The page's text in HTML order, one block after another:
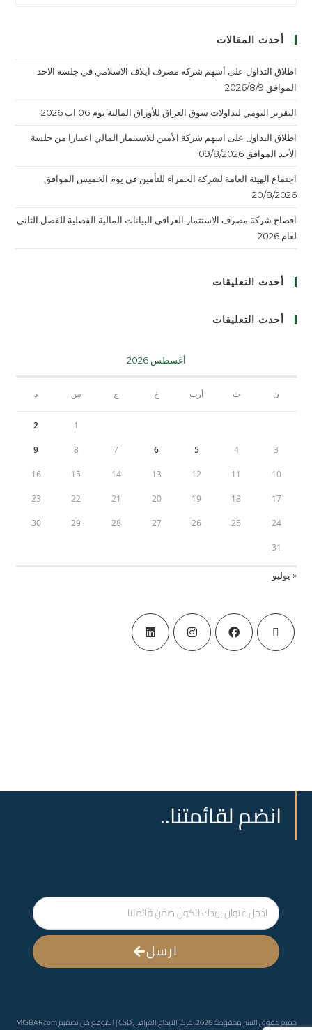
أحدث المقالات
اطلاق التداول على أسهم شركة مصرف ايلاف الاسلامي في جلسة الاحد
الموافق 2026/8/9
التقرير اليومي لتداولات سوق العراق للأوراق المالية يوم 06 اب 2026
اطلاق التداول على اسهم شركة الأمين للاستثمار المالي اعتبارا من جلسة
الأحد الموافق 09/8/2026
اجتماع الهيئة العامة لشركة الحمراء للتأمين في يوم الخميس الموافق
20/8/2026.
افصاح شركة مصرف الاستثمار العراقي البيانات المالية الفصلية للفصل الثاني
لعام 2026
أحدث التعليقات
أحدث التعليقات
أغسطس 2026
ن ث أرب خ ج س د
1
2
3
4
5
6
7
8
9
10
11
12
13
14
15
16
17
18
19
20
21
22
23
24
25
26
27
28
29
30
31
« يوليو
انضم لقائمتنا..
ارسل
جميع حقوق النشر محفوظة 2026، مركز الايداع العراقي CSD | الموقع من تصميم MISBARcom